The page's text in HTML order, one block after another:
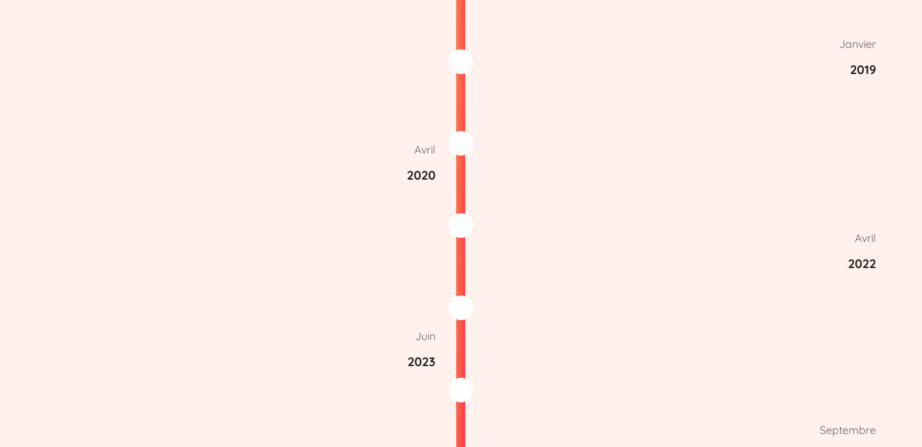
Avril
2020
Juin
2023
Janvier
2019
Avril
2022
Septembre